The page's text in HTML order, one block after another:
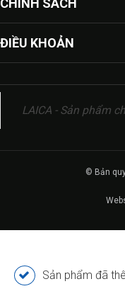
CHÍNH SÁCH
ĐIỀU KHOẢN
LAICA - Sản phẩm
© Bản
Sản phẩm đã